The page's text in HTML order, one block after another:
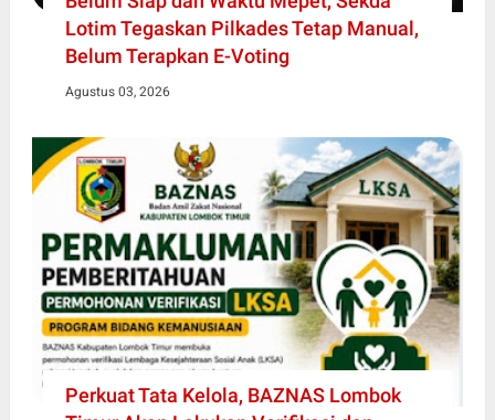
Lotim Tegaskan Pilkades Tetap Manual,
Belum Terapkan E-Voting
Agustus 03, 2026
Perkuat Tata Kelola, BAZNAS Lombok